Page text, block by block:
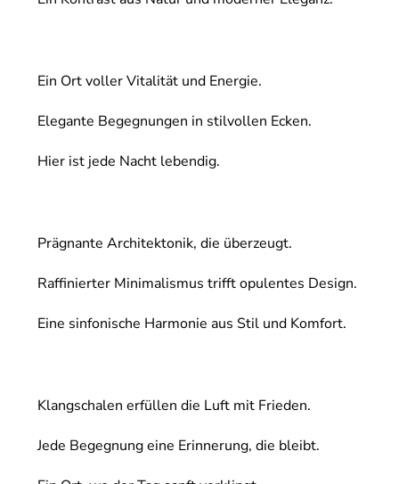
Ein Ort voller Vitalität und Energie.
Elegante Begegnungen in stilvollen Ecken.
Hier ist jede Nacht lebendig.
Prägnante Architektonik, die überzeugt.
Raffinierter Minimalismus trifft opulentes Design.
Eine sinfonische Harmonie aus Stil und Komfort.
Klangschalen erfüllen die Luft mit Frieden.
Jede Begegnung eine Erinnerung, die bleibt.